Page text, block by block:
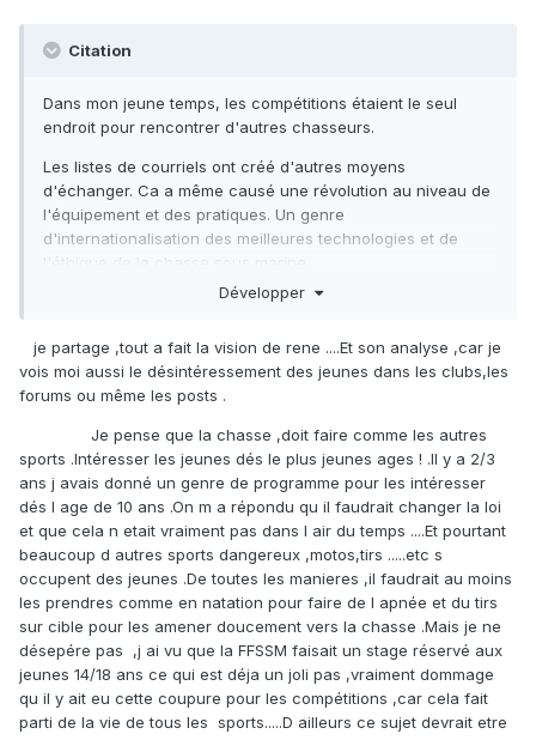
Citation
Dans mon jeune temps, les compétitions étaient le seul
endroit pour rencontrer d'autres chasseurs.
Les listes de courriels ont créé d'autres moyens
d'échanger. Ca a même causé une révolution au niveau de
l'équipement et des pratiques. Un genre
d'internationalisation des meilleures technologies et de
l'éthique de la chasse sous marine.
Les forums ont tué les listes, mais maintenant le forum lui-
peut-être le dernier du type avec une bonne participation.
Aujourd'hui, je vois un désintérêt grandissant pour les
toujours les mêmes qui envoient des sujets, images, vidéo. Il
y a très très peu de participation générale.
Développer
je partage ,tout a fait la vision de rene ....Et son analyse ,car je
vois moi aussi le désintéressement des jeunes dans les clubs,les
forums ou même les posts .
Je pense que la chasse ,doit faire comme les autres
sports .Intéresser les jeunes dés le plus jeunes ages ! .Il y a 2/3
ans j avais donné un genre de programme pour les intéresser
dés l age de 10 ans .On m a répondu qu il faudrait changer la loi
et que cela n etait vraiment pas dans l air du temps ....Et pourtant
beaucoup d autres sports dangereux ,motos,tirs .....etc s
occupent des jeunes .De toutes les manieres ,il faudrait au moins
les prendres comme en natation pour faire de l apnée et du tirs
sur cible pour les amener doucement vers la chasse .Mais je ne
désepére pas ,j ai vu que la FFSSM faisait un stage réservé aux
jeunes 14/18 ans ce qui est déja un joli pas ,vraiment dommage
qu il y ait eu cette coupure pour les compétitions ,car cela fait
parti de la vie de tous les sports.....D ailleurs ce sujet devrait etre